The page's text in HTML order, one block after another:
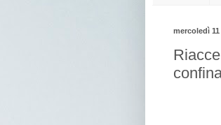
mercoledì